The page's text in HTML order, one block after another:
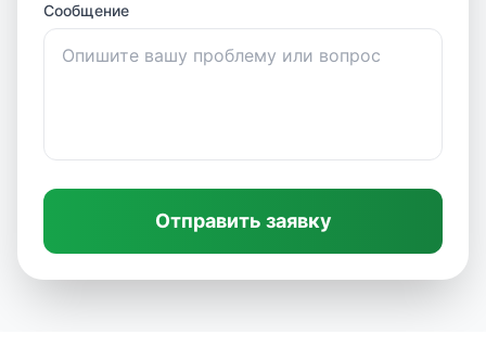
Сообщение
Отправить заявку